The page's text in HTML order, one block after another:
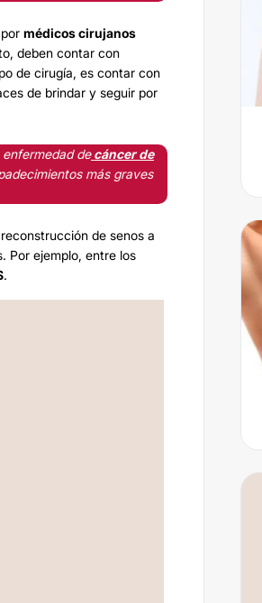
médicos cirujanos
deben contar con
de cirugía, es contar con
de brindar y seguir por
decáncer de
más graves
de senos a
Por ejemplo, entre los
.